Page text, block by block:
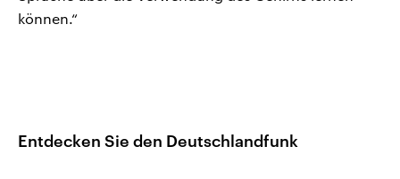
können.“
Entdecken Sie den Deutschlandfunk